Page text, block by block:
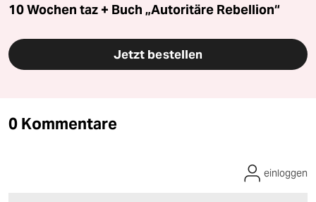
10 Wochen taz + Buch „Autoritäre Rebellion“
Jetzt bestellen
0 Kommentare
einloggen